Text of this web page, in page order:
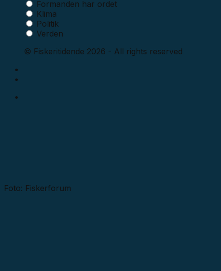
Formanden har ordet
Klima
Politik
Verden
© Fiskeritidende 2026 - All rights reserved
Foto: Fiskerforum